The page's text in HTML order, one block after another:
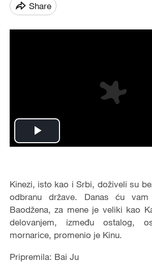
Share
Play
Kinezi, isto kao i Srbi, doživeli su
odbranu države. Danas ću
Baodžena, za mene je veliki kao
delovanjem, između ostalog,
mornarice, promenio je Kinu.
Pripremila: Bai Ju